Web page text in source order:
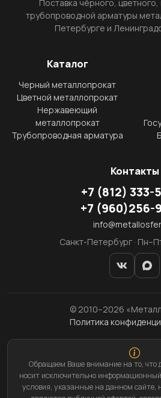
Поставка чёрного,
трубопроводной арматуры
Петербурге и
Каталог
Черный металлопрокат
Цветной металлопрокат
Нержавеющий
металлопрокат
Трубопроводная арматура
Контакты
+7 (812) 333-
+7 (960)256-
Санкт-Петербург ·
© 2010–2026
Политика
Обращаем Ваше внимание на то, что
носит исключительно
условия, указанные на данном сайте,